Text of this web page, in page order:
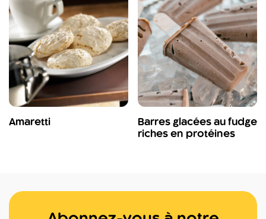
Amaretti
Barres glacées au fudge
riches en protéines